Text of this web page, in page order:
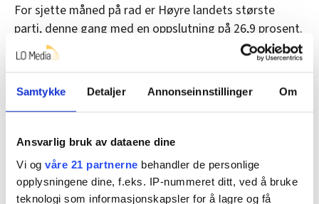
Samtykke Detaljer Annonseinnstillinger Om
Ansvarlig bruk av dataene dine
Vi og våre 21 partnerne behandler de personlige
opplysningene dine, f.eks. IP-nummeret ditt, ved å bruke
teknologi som informasjonskapsler for å lagre og få
For sjette måned på rad er Høyre landets største
parti, denne gang med en oppslutning på 26,9 prosent.
Det er en stor framgang, på 4,0 prosentpoeng.
Fra august til oktober i fjor lå også statsminister
Erna Solbergs parti på dette nivået. Korona-
effekten er med andre ord tilbake.
Statsminister Erna Solberg synes selv det er hyggelig
med gode målinger, men poengterer at det viktigste
nå er å håndtere koronasmitten slik at vi kan ta
hverdagen tilbake.